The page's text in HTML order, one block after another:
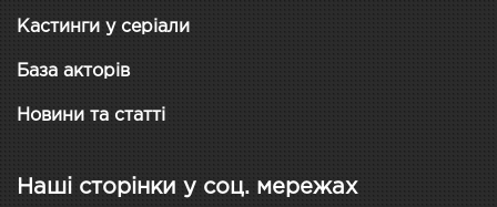
Кастинги у серіали
База акторів
Новини та статті
Наші сторінки у соц. мережах